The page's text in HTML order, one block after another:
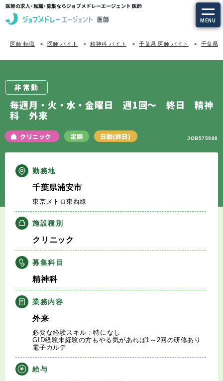
医師の求人・転職・募集ならジョブメドレーエージェント 医師
MENU
求人を探す
定期非常勤の求人
エージェントサービスTOP
サービスの流れ
医師の求人・転職Q&A
知りたい・聞きたい
転職成功事例
医師の転職マニュアル
データで見る医師の平均年収
医師 転職 医師 バイト 精神科 バイト 千葉県 医師 バイト 千葉県/
非常勤
毎週月・火・水・金曜日 週1回～ 終日 精神
科 外来
クリニック 定期 日勤(終日) JOB575988
勤務地
千葉県浦安市
東京メトロ東西線
施設種別
クリニック
募集科目
精神科
業務内容
外来
必要な経験スキル：特になし
GID経験未経験の方もやる気があれば1～2回の研修あり
電子カルテ
給与